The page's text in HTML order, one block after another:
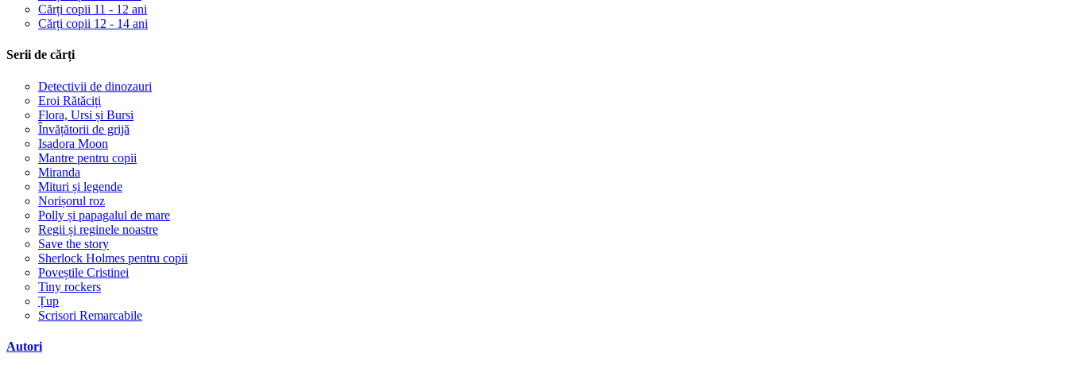
Cărți copii 11 - 12 ani
Cărți copii 12 - 14 ani
Serii de cărți
Detectivii de dinozauri
Eroi Rătăciți
Flora, Ursi și Bursi
Învățătorii de grijă
Isadora Moon
Mantre pentru copii
Miranda
Mituri și legende
Norișorul roz
Polly și papagalul de mare
Regii și reginele noastre
Save the story
Sherlock Holmes pentru copii
Poveștile Cristinei
Tiny rockers
Țup
Scrisori Remarcabile
Autori